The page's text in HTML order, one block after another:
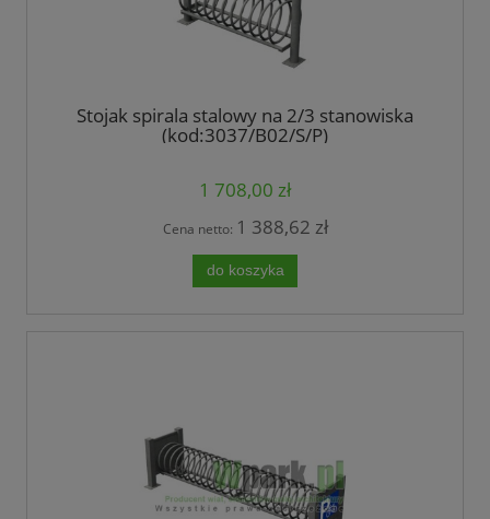
Stojak spirala stalowy na 2/3 stanowiska
(kod:3037/B02/S/P)
1 708,00 zł
Cena netto: 1 388,62 zł
do koszyka